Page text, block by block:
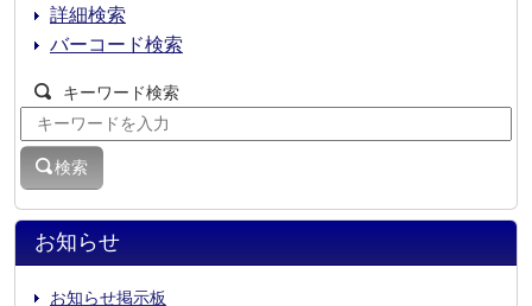
お知らせ
お知らせ掲示板
詳細検索
バーコード検索
キーワード検索
検索